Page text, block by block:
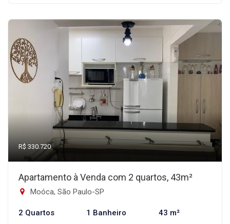
R$ 330.720
Apartamento à Venda com 2 quartos, 43m²
Moóca, São Paulo-SP
2 Quartos 1 Banheiro 43 m²